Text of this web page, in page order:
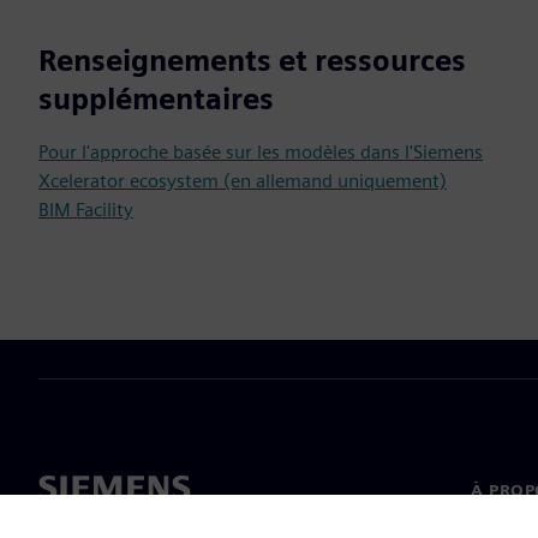
Renseignements et ressources
supplémentaires
Pour l'approche basée sur les modèles dans l'Siemens
Xcelerator ecosystem (en allemand uniquement)
BIM Facility
À